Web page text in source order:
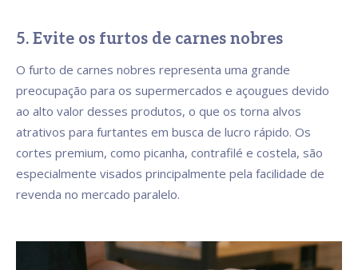
5. Evite os furtos de carnes nobres
O furto de carnes nobres representa uma grande
preocupação para os supermercados e açougues devido
ao alto valor desses produtos, o que os torna alvos
atrativos para furtantes em busca de lucro rápido. Os
cortes premium, como picanha, contrafilé e costela, são
especialmente visados principalmente pela facilidade de
revenda no mercado paralelo.